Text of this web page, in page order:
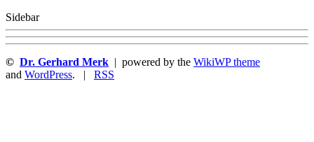
Sidebar
© Dr. Gerhard Merk | powered by the WikiWP theme
and WordPress. | RSS